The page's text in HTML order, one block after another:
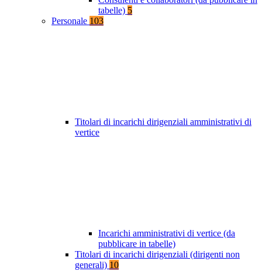
tabelle) 5
Personale 103
Titolari di incarichi dirigenziali amministrativi di
vertice
Incarichi amministrativi di vertice (da
pubblicare in tabelle)
Titolari di incarichi dirigenziali (dirigenti non
generali) 10